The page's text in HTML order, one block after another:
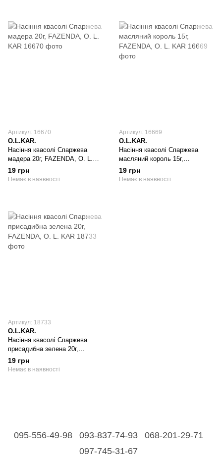
Артикул: 16670
O.L.KAR.
Насіння квасолі Спаржева
мадера 20г, FAZENDA, O. L.
KAR
19 грн
Немає в наявності
Артикул: 16669
O.L.KAR.
Насіння квасолі Спаржева
масляний король 15г,
FAZENDA, O. L. KAR
19 грн
Немає в наявності
Артикул: 18733
O.L.KAR.
Насіння квасолі Спаржева
присадибна зелена 20г,
FAZENDA, O. L. KAR
19 грн
Немає в наявності
095-556-49-98 093-837-74-93
068-201-29-71
097-745-31-67